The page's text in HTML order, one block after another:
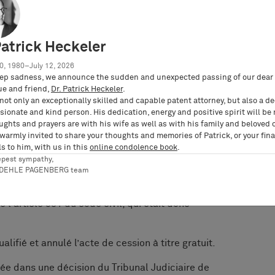
des droits soutenait notamment que
pas à cette cession, compte tenu de
la propriété intellectuelle qui ne mentionne
prévaloir sur l'article 931 (en raison du
dérogent aux règles générales).
que le contrat de cession des marque et
à titre gratuit », notamment du fait
évoquée à la charge du cessionnaire. Elle
la propriété intellectuelle n'envisageant pas
serait cédé à titre gratuit dans le cadre
comme une règle spéciale
l'article 931 du code civil, qui était donc
et annulé l’acte de cession à titre gratuit.
dans une décision du Tribunal Judiciaire de
Heckeler
1980–July 12, 2026
sadness, we announce the sudden and unexpected passing of our dear
and friend,
Dr. Patrick Heckeler.
not only an exceptionally skilled and capable patent attorney, but also a
and kind person. His dedication, energy and positive spirit will be
and prayers are with his wife as well as with his family and beloved
warmly invited to share your thoughts and memories of Patrick, or your
to him, with us in this online condolence book
sympathy,
PAGENBERG team